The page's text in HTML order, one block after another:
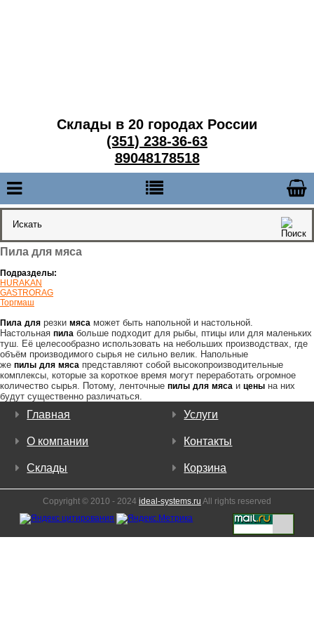
Склады в 20 городах России
(351) 238-36-63
89048178518
Пила для мяса
Подразделы:
HURAKAN
GASTRORAG
Торгмаш
Пила для резки мяса может быть напольной и настольной.
Настольная пила больше подходит для рыбы, птицы или для маленьких
туш. Её целесообразно использовать на небольших производствах, где
объём производимого сырья не сильно велик. Напольные
же пилы для мяса представляют собой высокопроизводительные
комплексы, которые за короткое время могут переработать огромное
количество сырья. Потому, ленточные пилы для мяса и цены на них
будут существенно различаться.
Главная Услуги
О компании Контакты
Склады Корзина
Copyright © 2010 - 2024 ideal-systems.ru All rights reserved